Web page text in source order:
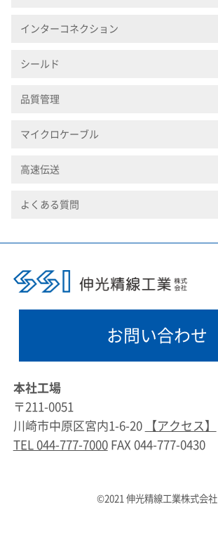
インターコネクション
シールド
品質管理
マイクロケーブル
高速伝送
よくある質問
お問い合わせ
本社工場
〒211-0051
川崎市中原区宮内1-6-20
【アクセス】
TEL 044-777-7000FAX 044-777-0430
©2021 伸光精線工業株式会社